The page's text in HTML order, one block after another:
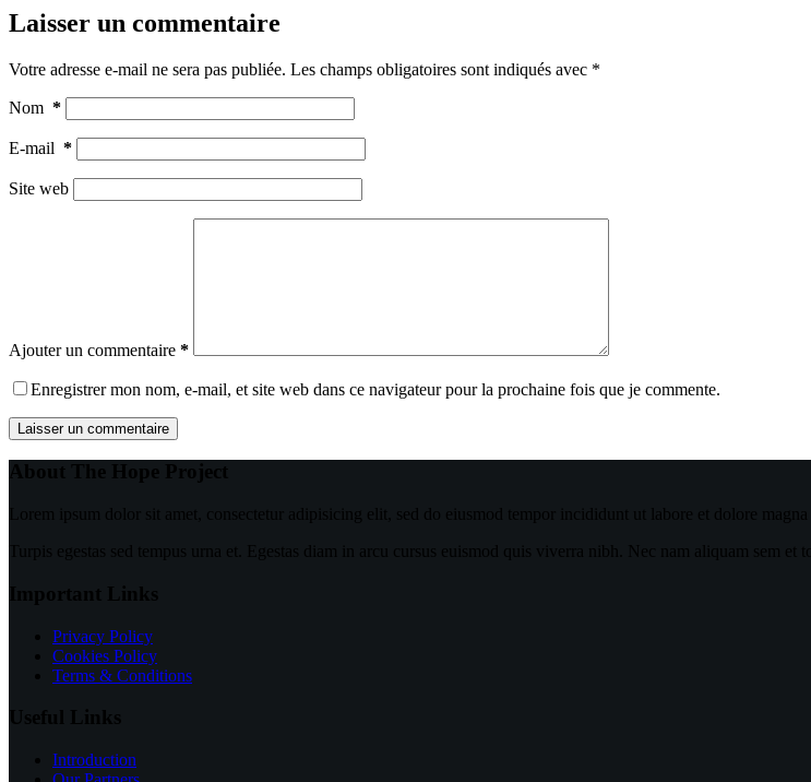
Laisser un commentaire
Votre adresse e-mail ne sera pas publiée. Les champs obligatoires sont indiqués avec *
Nom *
E-mail *
Site web
Ajouter un commentaire *
Enregistrer mon nom, e-mail, et site web dans ce navigateur pour la prochaine fois que je commente.
Laisser un commentaire
About The Hope Project
Lorem ipsum dolor sit amet, consectetur adipisicing elit, sed do eiusmod tempor incididunt ut labore et dolore
Turpis egestas sed tempus urna et. Egestas diam in arcu cursus euismod quis viverra nibh. Nec nam aliquam sem et
Important Links
Privacy Policy
Cookies Policy
Terms & Conditions
Useful Links
Introduction